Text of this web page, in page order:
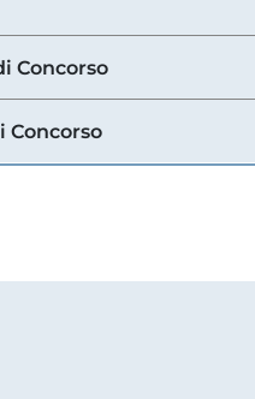
Concorso
Concorso